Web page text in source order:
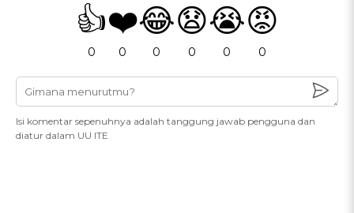
👍
0
❤️
0
😂
0
😧
0
😭
0
😡
0
Isi komentar sepenuhnya adalah tanggung jawab pengguna dan
diatur dalam UU ITE